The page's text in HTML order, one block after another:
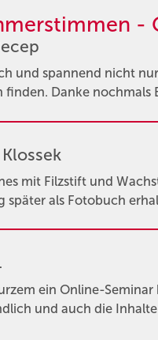
-
und spannend nicht
finden. Danke nochmals
mit Filzstift und
später als Fotobuch
ein Online-
und auch die